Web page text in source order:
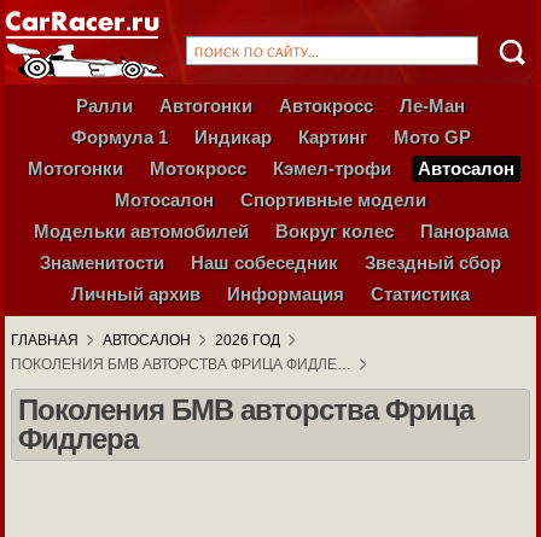
Ралли Автогонки Автокросс
Ле-Ман
Формула 1
Индикар Картинг
Мото GP
Мотогонки
Мотокросс Кэмел-трофи
Автосалон
Мотосалон
Спортивные модели
Модельки автомобилей
Вокруг колес
Панорама
Знаменитости
Наш собеседник
Звездный сбор
Личный архив
Информация Статистика
ГЛАВНАЯ АВТОСАЛОН
2026 ГОД
ПОКОЛЕНИЯ БМВ АВТОРСТВА ФРИЦА ФИДЛЕ…
Поколения БМВ авторства Фрица
Фидлера